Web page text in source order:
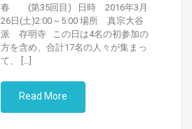
春 (第35回目) 日時 2016年3月
26日(土)2:00～5:00 場所 真宗大谷
派 存明寺 この日は4名の初参加の
方を含め、合計17名の人々が集まっ
て、 […]
Read More